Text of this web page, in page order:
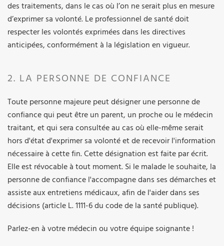
des traitements, dans le cas où l’on ne serait plus en mesure
d’exprimer sa volonté. Le professionnel de santé doit
respecter les volontés exprimées dans les directives
anticipées, conformément à la législation en vigueur.
2. LA PERSONNE DE CONFIANCE
Toute personne majeure peut désigner une personne de
confiance qui peut être un parent, un proche ou le médecin
traitant, et qui sera consultée au cas où elle-même serait
hors d'état d'exprimer sa volonté et de recevoir l'information
nécessaire à cette fin. Cette désignation est faite par écrit.
Elle est révocable à tout moment. Si le malade le souhaite, la
personne de confiance l'accompagne dans ses démarches et
assiste aux entretiens médicaux, afin de l'aider dans ses
décisions (article L. 1111-6 du code de la santé publique).
Parlez-en à votre médecin ou votre équipe soignante !